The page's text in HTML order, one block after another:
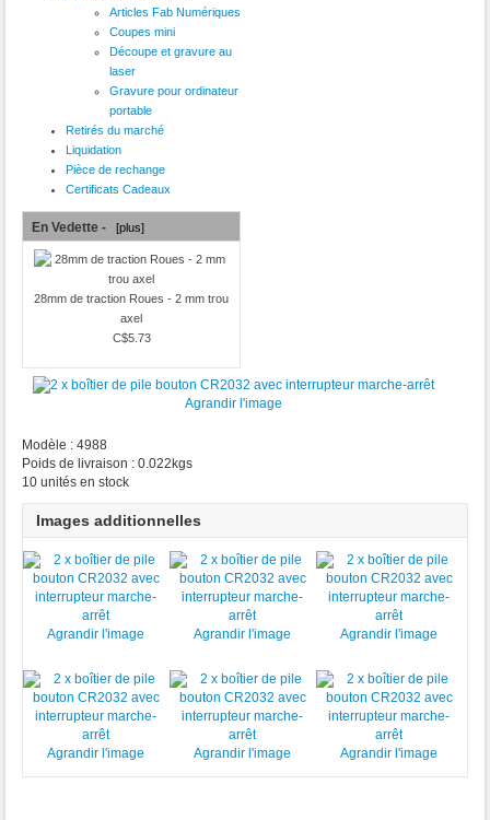
Articles Fab Numériques
Coupes mini
Découpe et gravure au
laser
Gravure pour ordinateur
portable
Retirés du marché
Liquidation
Pièce de rechange
Certificats Cadeaux
En Vedette - [plus]
28mm de traction Roues - 2 mm trou
axel
C$5.73
Agrandir l'image
Modèle : 4988
Poids de livraison : 0.022kgs
10 unités en stock
Images additionnelles
Agrandir l'image Agrandir l'image Agrandir l'image
Agrandir l'image Agrandir l'image Agrandir l'image